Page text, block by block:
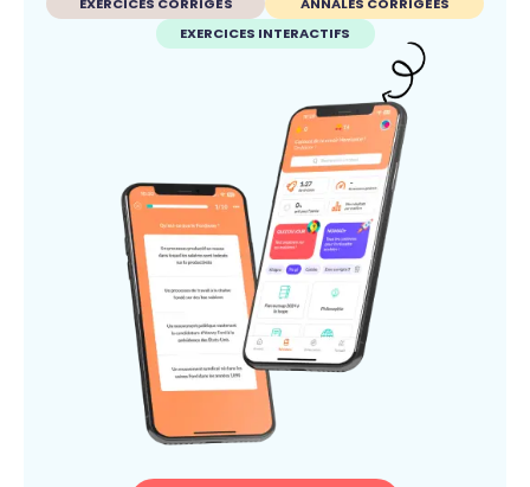
EXERCICES INTERACTIFS